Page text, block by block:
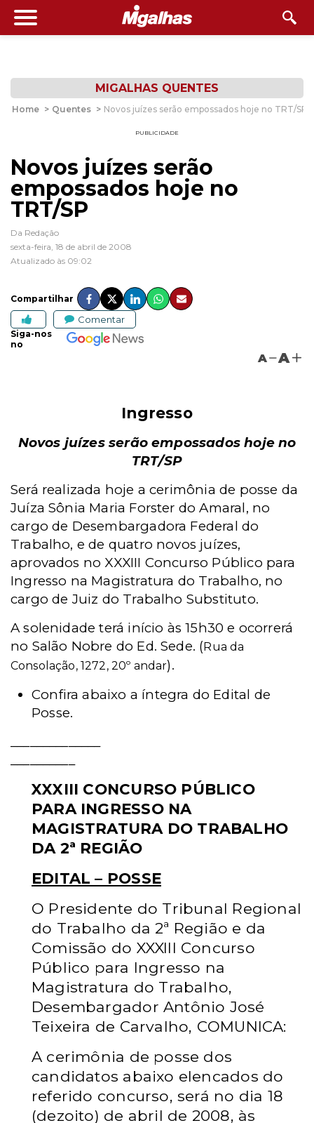
MIGALHAS QUENTES
Home > Quentes > Novos juízes serão empossados hoje no TRT/SP
PUBLICIDADE
Novos juízes serão
empossados hoje no
TRT/SP
Da Redação
sexta-feira, 18 de abril de 2008
Atualizado às 09:02
Compartilhar
Comentar
Siga-nos
no
A A
Ingresso
Novos juízes serão empossados hoje no
TRT/SP
Será realizada hoje a cerimônia de posse da
Juíza Sônia Maria Forster do Amaral, no
cargo de Desembargadora Federal do
Trabalho, e de quatro novos juízes,
aprovados no XXXIII Concurso Público para
Ingresso na Magistratura do Trabalho, no
cargo de Juiz do Trabalho Substituto.
A solenidade terá início às 15h30 e ocorrerá
no Salão Nobre do Ed. Sede. (Rua da
Consolação, 1272, 20º andar).
Confira abaixo a íntegra do Edital de
Posse.
XXXIII CONCURSO PÚBLICO
PARA INGRESSO NA
MAGISTRATURA DO TRABALHO
DA 2ª REGIÃO
EDITAL – POSSE
O Presidente do Tribunal Regional
do Trabalho da 2ª Região e da
Comissão do XXXIII Concurso
Público para Ingresso na
Magistratura do Trabalho,
Desembargador Antônio José
Teixeira de Carvalho, COMUNICA:
A cerimônia de posse dos
candidatos abaixo elencados do
referido concurso, será no dia 18
(dezoito) de abril de 2008, às